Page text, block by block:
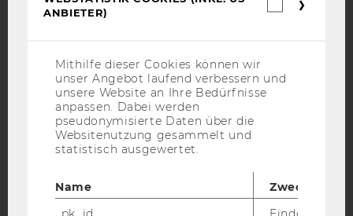
DATENSCHUTZERKLÄRUNG
DATENSCHUTZERKLÄRUNG SOCIAL MEDIA
DATENSCHUTZERKLÄRUNG
STUDIENBEWERBER*INNEN UND STUDIERENDE
Barrierefreiheitserklärung
ANBIETER)
Mithilfe dieser Cookies können wir
unser Angebot laufend verbessern und
unsere Website an Ihre Bedürfnisse
anpassen. Dabei werden
pseudonymisierte Daten über die
Websitenutzung gesammelt und
statistisch ausgewertet.
Name
Zweck